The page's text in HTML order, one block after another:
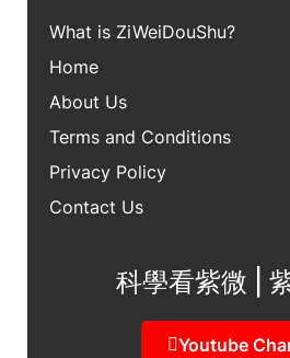
What is ZiWeiDouShu?
Home
About Us
Terms and Conditions
Privacy Policy
Contact Us
科學看紫微 |
Youtube